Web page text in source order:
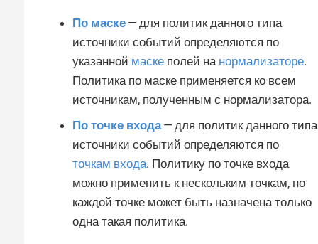
По маске — для политик данного типа
источники событий определяются по
указанной маске полей на нормализаторе.
Политика по маске применяется ко всем
источникам, полученным с нормализатора.
По точке входа— для политик данного типа
источники событий определяются по
точкам входа. Политику по точке входа
можно применить к нескольким точкам, но
каждой точке может быть назначена только
одна такая политика.